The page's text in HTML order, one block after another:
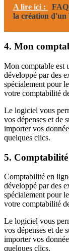
A lire ici :
la création d'un
4. Mon
Mon comptable est
développé par des
spécialement pour
votre comptabilité
Le logiciel vous
vos dépenses et de
importer vos
quelques clics.
5.
Comptabilité en
développé par des
spécialement pour
votre comptabilité
Le logiciel vous
vos dépenses et de
importer vos
quelques clics.